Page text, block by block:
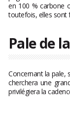
en 100 % carbone
toutefois, elles sont
Pale de
Concernant la pale,
cherchera une
privilégiera la